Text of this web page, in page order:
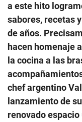
a este hito
sabores, recetas
de años.
hacen homenaje
la cocina a las
chef argentino
lanzamiento de
renovado